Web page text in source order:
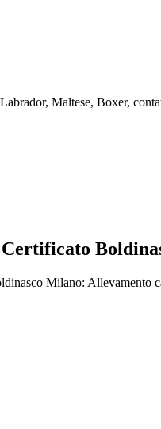
Maltese, Boxer,
Milano: Allevamento